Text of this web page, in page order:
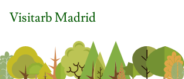
Visitarb Madrid